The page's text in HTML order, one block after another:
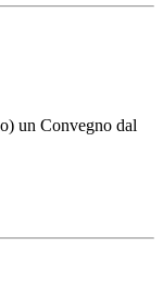
un Convegno dal